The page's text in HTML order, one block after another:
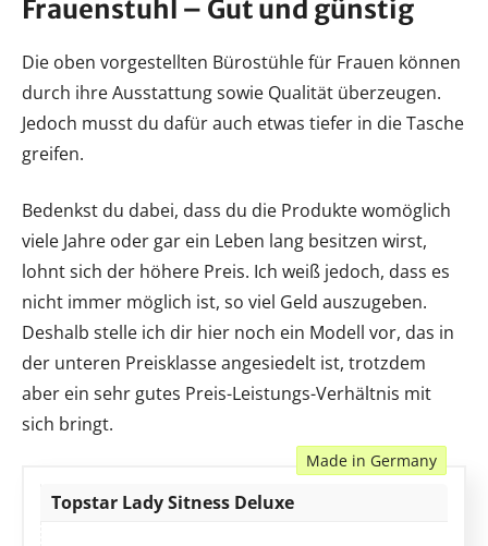
Frauenstuhl – Gut und günstig
Die oben vorgestellten Bürostühle für Frauen können
durch ihre Ausstattung sowie Qualität überzeugen.
Jedoch musst du dafür auch etwas tiefer in die Tasche
greifen.
Bedenkst du dabei, dass du die Produkte womöglich
viele Jahre oder gar ein Leben lang besitzen wirst,
lohnt sich der höhere Preis. Ich weiß jedoch, dass es
nicht immer möglich ist, so viel Geld auszugeben.
Deshalb stelle ich dir hier noch ein Modell vor, das in
der unteren Preisklasse angesiedelt ist, trotzdem
aber ein sehr gutes Preis-Leistungs-Verhältnis mit
sich bringt.
Topstar Lady Sitness Deluxe
Made in Germany